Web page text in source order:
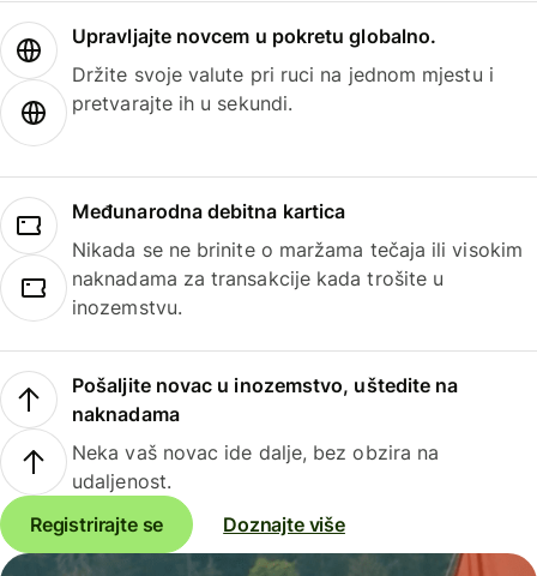
Upravljajte novcem u pokretu globalno.
Držite svoje valute pri ruci na jednom mjestu i
pretvarajte ih u sekundi.
Međunarodna debitna kartica
Nikada se ne brinite o maržama tečaja ili visokim
naknadama za transakcije kada trošite u
inozemstvu.
Pošaljite novac u inozemstvo, uštedite na
naknadama
Neka vaš novac ide dalje, bez obzira na
udaljenost.
Registrirajte se
Doznajte više